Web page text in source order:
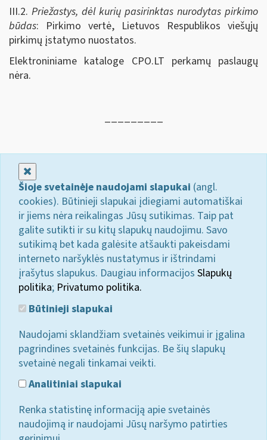
III.2. Priežastys, dėl kurių pasirinktas nurodytas pirkimo
būdas: Pirkimo vertė, Lietuvos Respublikos viešųjų
pirkimų įstatymo nuostatos.
Elektroniniame kataloge CPO.LT perkamų paslaugų
nėra.
_________
Šioje svetainėje naudojami slapukai (angl.
cookies). Būtinieji slapukai įdiegiami automatiškai
ir jiems nėra reikalingas Jūsų sutikimas. Taip pat
galite sutikti ir su kitų slapukų naudojimu. Savo
sutikimą bet kada galėsite atšaukti pakeisdami
interneto naršyklės nustatymus ir ištrindami
įrašytus slapukus. Daugiau informacijos Slapukų
politika; Privatumo politika.
Būtinieji slapukai
Naudojami sklandžiam svetainės veikimui ir įgalina
pagrindines svetainės funkcijas. Be šių slapukų
svetainė negali tinkamai veikti.
Analitiniai slapukai
Renka statistinę informaciją apie svetainės
naudojimą ir naudojami Jūsų naršymo patirties